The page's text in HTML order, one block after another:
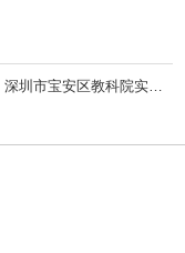
深圳市宝安区教科院实验幼儿园教学用具采购项目